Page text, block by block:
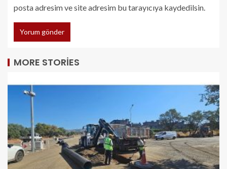
posta adresim ve site adresim bu tarayıcıya kaydedilsin.
MORE STORIES